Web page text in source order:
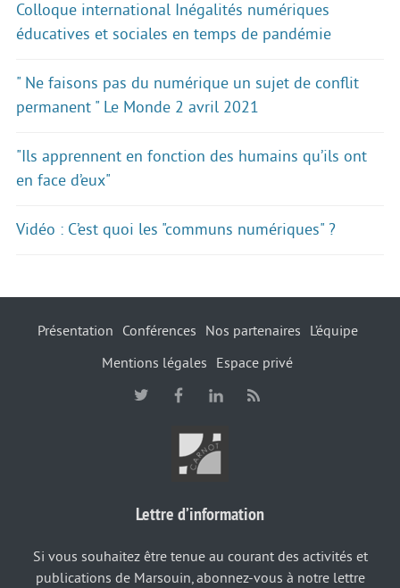
Colloque international Inégalités numériques
éducatives et sociales en temps de pandémie
" Ne faisons pas du numérique un sujet de conflit
permanent " Le Monde 2 avril 2021
"Ils apprennent en fonction des humains qu’ils ont
en face d’eux"
Vidéo : C’est quoi les "communs numériques" ?
Présentation Conférences Nos partenaires
L’équipe
Mentions légales
Espace privé
Lettre d’information
Si vous souhaitez être tenue au courant des activités et
publications de Marsouin, abonnez-vous à notre lettre